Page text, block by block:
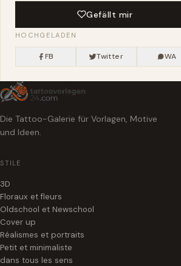
Gefällt mir
HOCHGELADEN
FB Twitter WA
Die Tattoo-Galerie für Vorlagen, Motive
und Ideen.
STILE
3D
Floraux et fleurs
Oldschool et Newschool
Cover up
Réalismes et portraits
Petit et minimaliste
dans tous les sens